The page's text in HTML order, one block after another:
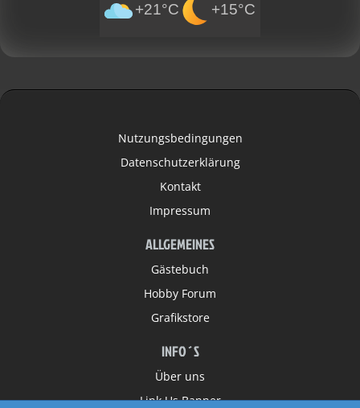
+21°C +15°C
Nutzungsbedingungen
Datenschutzerklärung
Kontakt
Impressum
ALLGEMEINES
Gästebuch
Hobby Forum
Grafikstore
INFO´S
Über uns
Link Us Banner